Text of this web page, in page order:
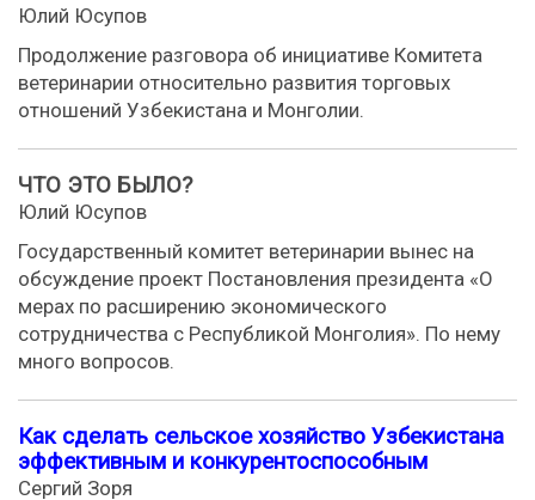
Юлий Юсупов
Продолжение разговора об инициативе Комитета
ветеринарии относительно развития торговых
отношений Узбекистана и Монголии.
ЧТО ЭТО БЫЛО?
Юлий Юсупов
Государственный комитет ветеринарии вынес на
обсуждение проект Постановления президента «О
мерах по расширению экономического
сотрудничества с Республикой Монголия». По нему
много вопросов.
Как сделать сельское хозяйство Узбекистана
эффективным и конкурентоспособным
Сергий Зоря